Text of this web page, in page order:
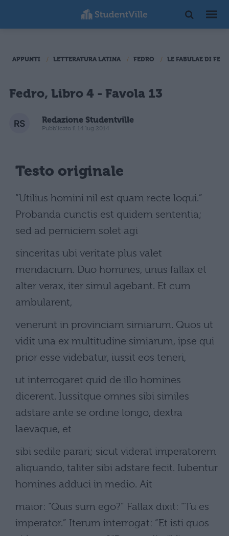
APPUNTI LETTERATURA LATINA FEDRO LE FABULAE DI
Fedro, Libro 4 - Favola 13
Redazione Studentville
Pubblicato il 14 lug 2014
Testo originale
“Utilius homini nil est quam recte loqui.”
Probanda cunctis est quidem sententia;
sed ad perniciem solet agi
sinceritas ubi veritate plus valet
mendacium. Duo homines, unus fallax et
alter verax, iter simul agebant. Et cum
ambularent,
venerunt in provinciam simiarum. Quos ut
vidit una ex multitudine simiarum, ipse qui
prior esse videbatur, iussit eos teneri,
ut interrogaret quid de illo homines
dicerent. Iussitque omnes sibi similes
adstare ante se ordine longo, dextra
laevaque, et
sibi sedile parari; sicut viderat imperatorem
aliquando, taliter sibi adstare fecit. Iubentur
homines adduci in medio. Ait
maior: “Quis sum ego?” Fallax dixit: “Tu es
imperator.” Iterum interrogat: “Et isti quos